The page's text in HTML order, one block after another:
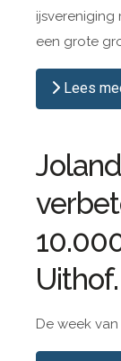
ijsvereniging
een grote
Lees
Uithof.
De week